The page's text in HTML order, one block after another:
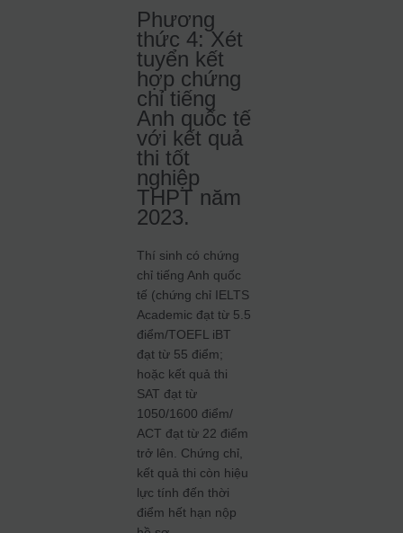
Phương
thức 4:Xét
tuyển kết
hợp chứng
chỉ tiếng
Anh quốc tế
với kết quả
thi tốt
nghiệp
THPT năm
2023.
Thí sinh có chứng
chỉ tiếng Anh quốc
tế (chứng chỉ IELTS
Academic đạt từ 5.5
điểm/TOEFL iBT
đạt từ 55 điểm;
hoặc kết quả thi
SAT đạt từ
1050/1600 điểm/
ACT đạt từ 22 điểm
trở lên. Chứng chỉ,
kết quả thi còn hiệu
lực tính đến thời
điểm hết hạn nộp